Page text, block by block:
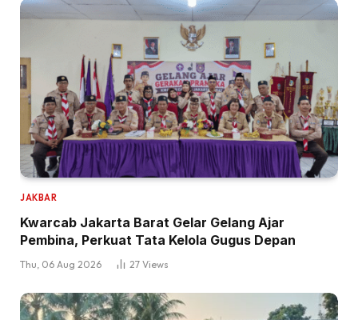
JAKBAR
Kwarcab Jakarta Barat Gelar Gelang Ajar
Pembina, Perkuat Tata Kelola Gugus Depan
Thu, 06 Aug 2026 27 Views